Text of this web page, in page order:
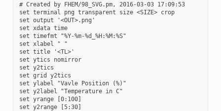
# Created by FHEM/98_SVG.pm, 2016-03-03 17:09:53
set terminal png transparent size <SIZE> crop
set output '<OUT>.png'
set xdata time
set timefmt "%Y-%m-%d_%H:%M:%S"
set xlabel " "
set title '<TL>'
set ytics nomirror
set y2tics
set grid y2tics
set ylabel "Vavle Position (%)"
set y2label "Temperature in C"
set yrange [0:100]
set y2range [5:30]